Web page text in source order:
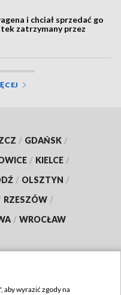
i chciał sprzedać go
zatrzymany przez
/ GDAŃSK /
/ KIELCE /
/ OLSZTYN /
RZESZÓW /
/ WROCŁAW
wyrazić zgody na